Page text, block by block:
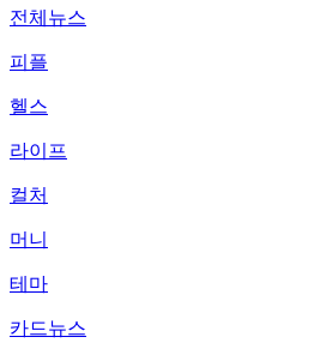
전체뉴스
피플
헬스
라이프
컬처
머니
테마
카드뉴스